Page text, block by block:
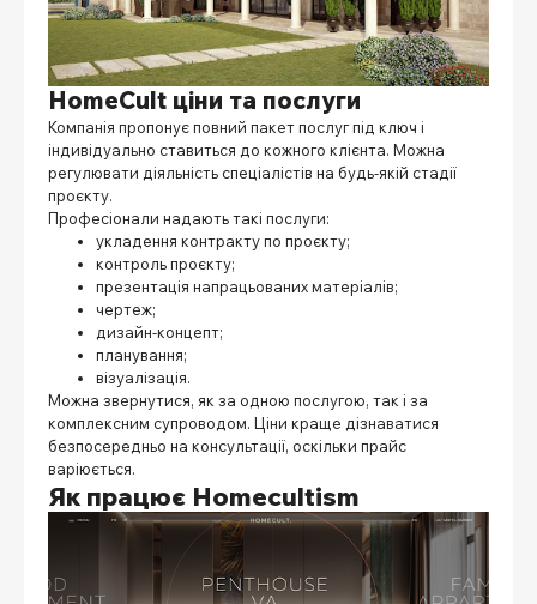
HomeCult ціни та послуги
Компанія пропонує повний пакет послуг під ключ і
індивідуально ставиться до кожного клієнта. Можна
регулювати діяльність спеціалістів на будь-якій стадії
проєкту.
Професіонали надають такі послуги:
укладення контракту по проєкту;
контроль проєкту;
презентація напрацьованих матеріалів;
чертеж;
дизайн-концепт;
планування;
візуалізація.
Можна звернутися, як за одною послугою, так і за
комплексним супроводом. Ціни краще дізнаватися
безпосередньо на консультації, оскільки прайс
варіюється.
Як працює Нomecultism